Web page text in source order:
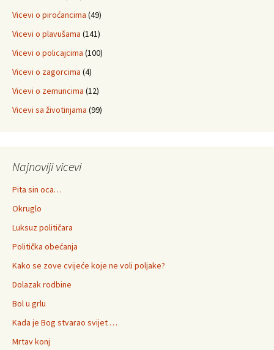
Vicevi o piroćancima (49)
Vicevi o plavušama (141)
Vicevi o policajcima (100)
Vicevi o zagorcima (4)
Vicevi o zemuncima (12)
Vicevi sa životinjama (99)
Najnoviji vicevi
Pita sin oca…
Okruglo
Luksuz političara
Politička obećanja
Kako se zove cvijeće koje ne voli poljake?
Dolazak rodbine
Bol u grlu
Kada je Bog stvarao svijet …
Mrtav konj